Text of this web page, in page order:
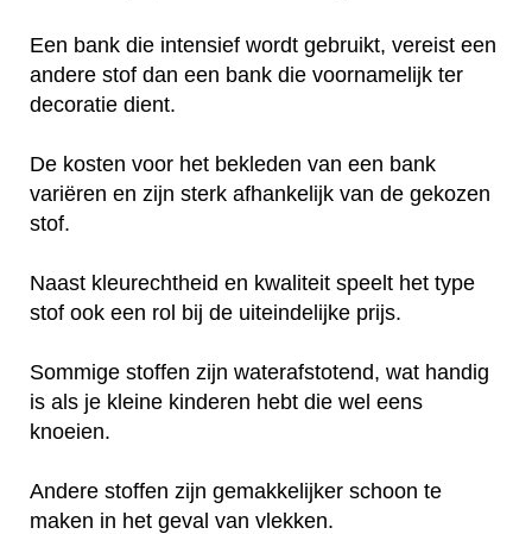
Een bank die intensief wordt gebruikt, vereist een
andere stof dan een bank die voornamelijk ter
decoratie dient.
De kosten voor het bekleden van een bank
variëren en zijn sterk afhankelijk van de gekozen
stof.
Naast kleurechtheid en kwaliteit speelt het type
stof ook een rol bij de uiteindelijke prijs.
Sommige stoffen zijn waterafstotend, wat handig
is als je kleine kinderen hebt die wel eens
knoeien.
Andere stoffen zijn gemakkelijker schoon te
maken in het geval van vlekken.